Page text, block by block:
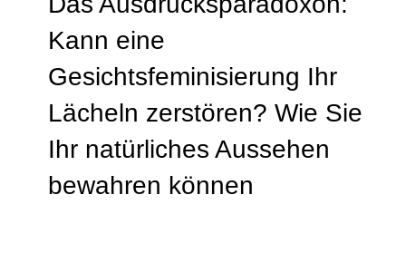
Kann eine
Gesichtsfeminisierung Ihr
Lächeln zerstören? Wie Sie
Ihr natürliches Aussehen
bewahren können